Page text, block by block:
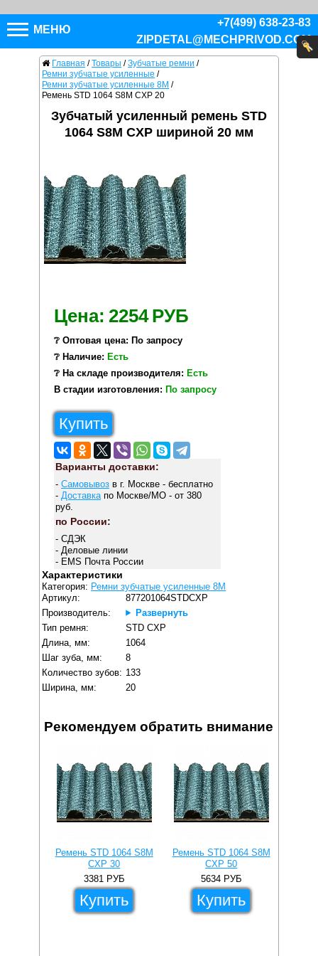
МЕНЮ
+7(499) 638-23-83
ZIPDETAL@MECHPRIVOD.COM
Главная / Товары / Зубчатые ремни /
Ремни зубчатые усиленные /
Ремни зубчатые усиленные 8M /
Ремень STD 1064 S8M CXP 20
Зубчатый усиленный ремень STD
1064 S8M CXP шириной 20 мм
Цена: 2254 РУБ
❔ Оптовая цена: По запросу
❔ Наличие: Есть
❔ На складе производителя: Есть
В стадии изготовления: По запросу
Купить
Варианты доставки:
- Самовывозв г. Москве - бесплатно
- Доставкапо Москве/МО - от 380
руб.
по России:
- СДЭК
- Деловые линии
- EMS Почта России
Характеристики
Категория: Ремни зубчатые усиленные 8M
Артикул:
877201064STDCXP
Производитель:
Развернуть
Тип ремня:
STD CXP
Длина, мм:
1064
Шаг зуба, мм:
8
Количество зубов: 133
Ширина, мм:
20
Рекомендуем обратить внимание
Ремень STD 1064 S8M
CXP 30
3381 РУБ
Купить
Ремень STD 1064 S8M
CXP 50
5634 РУБ
Купить